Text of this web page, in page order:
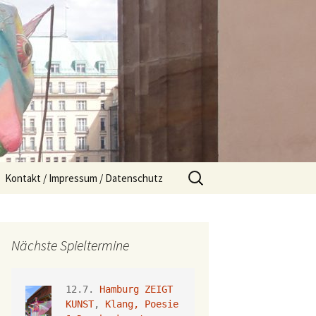
Kontakt / Impressum / Datenschutz
Suchen
nach:
Nächste Spieltermine
12.7. Hamburg ZEIGT
KUNST, Klang, Poesie